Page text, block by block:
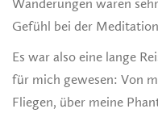
Wanderungen waren
Gefühl bei der
Es war also eine lange
für mich gewesen: Von
Fliegen, über meine